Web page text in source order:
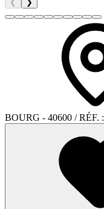
❮ ❯
BOURG - 40600 / RÉF. :